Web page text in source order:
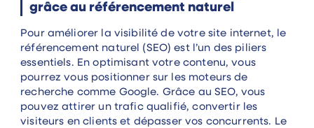
grâce au référencement naturel
Pour améliorer la visibilité de votre site internet, le
référencement naturel (SEO) est l’un des piliers
essentiels. En optimisant votre contenu, vous
pourrez vous positionner sur les moteurs de
recherche comme Google. Grâce au SEO, vous
pouvez attirer un trafic qualifié, convertir les
visiteurs en clients et dépasser vos concurrents. Le